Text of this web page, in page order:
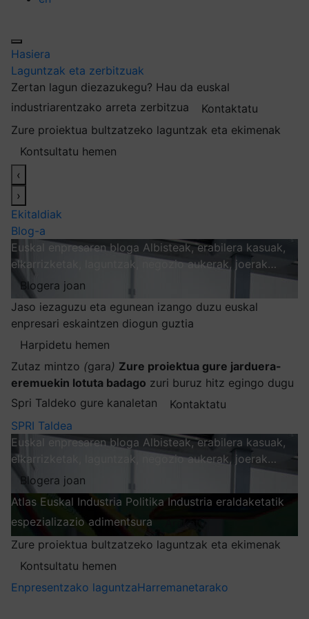
Hasiera
Laguntzak eta zerbitzuak
Zertan lagun diezazukegu? Hau da euskal
industriarentzako arreta zerbitzua
Kontaktatu
Zure proiektua bultzatzeko laguntzak eta ekimenak
Kontsultatu hemen
‹
›
Ekitaldiak
Blog-a
Euskal enpresaren bloga Albisteak, erabilera kasuak,
elkarrizketak, laguntzak, negozio aukerak, joerak…
Blogera joan
Jaso iezaguzu eta egunean izango duzu euskal
enpresari eskaintzen diogun guztia
Harpidetu hemen
Zutaz mintzo (gara) Zure proiektua gure jarduera-
eremuekin lotuta badago zuri buruz hitz egingo dugu
Spri Taldeko gure kanaletan
Kontaktatu
SPRI Taldea
Euskal enpresaren bloga Albisteak, erabilera kasuak,
elkarrizketak, laguntzak, negozio aukerak, joerak…
Blogera joan
Atlas Euskal Industria Politika Industria eraldaketatik
espezializazio adimentsura
Zure proiektua bultzatzeko laguntzak eta ekimenak
Kontsultatu hemen
Enpresentzako laguntzaHarremanetarako